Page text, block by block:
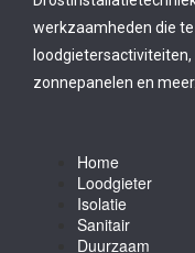
werkzaamheden die
zonnepanelen en meer.
Home
Loodgieter
Isolatie
Sanitair
Duurzaam